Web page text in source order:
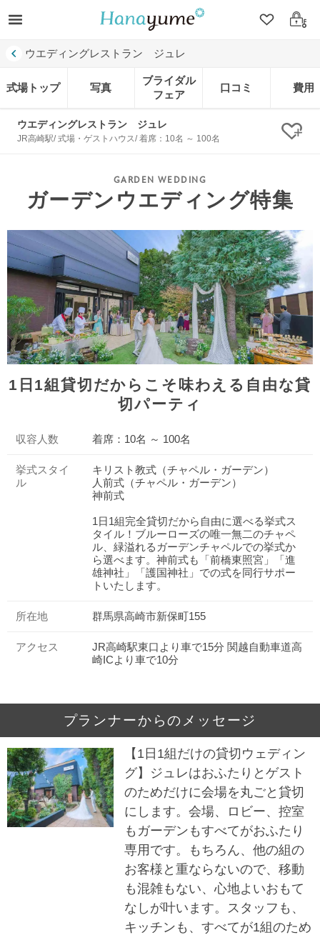
クリップ
ログ
ウエディングレストラン ジュレ
式場トップ 写真
ブライダル
フェア
口コミ 費用
ウエディングレストラン ジュレ
JR高崎駅/ 式場・ゲストハウス/ 着席：10名 ～ 100名 ク
ガーデンウエディング特集
1日1組貸切だからこそ味わえる自由な貸
切パーティ
収容人数 着席：10名 ～ 100名
挙式スタイ
ル
キリスト教式（チャペル・ガーデン）
人前式（チャペル・ガーデン）
神前式
1日1組完全貸切だから自由に選べる挙式ス
タイル！ブルーローズの唯一無二のチャペ
ル、緑溢れるガーデンチャペルでの挙式か
ら選べます。神前式も「前橋東照宮」「進
雄神社」「護国神社」での式を同行サポー
トいたします。
所在地 群馬県高崎市新保町155
アクセス
JR高崎駅東口より車で15分 関越自動車道高
崎ICより車で10分
プランナーからのメッセージ
【1日1組だけの貸切ウェディン
グ】ジュレはおふたりとゲスト
のためだけに会場を丸ごと貸切
にします。会場、ロビー、控室
もガーデンもすべてがおふたり
専用です。もちろん、他の組の
お客様と重ならないので、移動
も混雑もない、心地よいおもて
なしが叶います。スタッフも、
キッチンも、すべてが1組のため